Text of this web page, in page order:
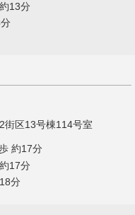
13分
街区13号棟114号室
約17分
17分
分